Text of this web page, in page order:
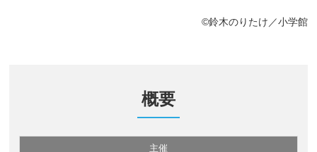
©鈴木のりたけ／小学館
概要
主催